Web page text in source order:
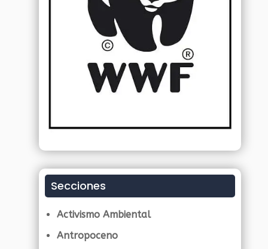
Secciones
Activismo Ambiental
Antropoceno